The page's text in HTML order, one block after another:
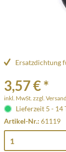
Ersatzdichtung
3,57 € *
inkl. MwSt. zzgl.
Lieferzeit 5 - 14
Artikel-Nr.: 61119